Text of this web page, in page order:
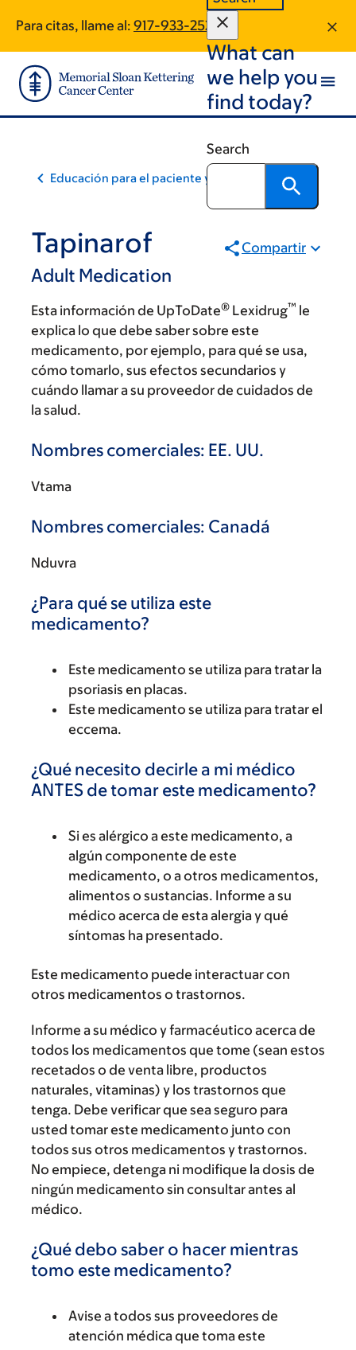
main
content
footer
Para citas, llame al: 917-933-2528
What can
we help you
find today?
Search
Educación para el paciente y la comunidad
Tapinarof
Adult Medication
Compartir
Esta información de UpToDate® Lexidrug™ le
explica lo que debe saber sobre este
medicamento, por ejemplo, para qué se usa,
cómo tomarlo, sus efectos secundarios y
cuándo llamar a su proveedor de cuidados de
la salud.
Nombres comerciales: EE. UU.
Vtama
Nombres comerciales: Canadá
Nduvra
¿Para qué se utiliza este
medicamento?
Este medicamento se utiliza para tratar la
psoriasis en placas.
Este medicamento se utiliza para tratar el
eccema.
¿Qué necesito decirle a mi médico
ANTES de tomar este medicamento?
Si es alérgico a este medicamento, a
algún componente de este
medicamento, o a otros medicamentos,
alimentos o sustancias. Informe a su
médico acerca de esta alergia y qué
síntomas ha presentado.
Este medicamento puede interactuar con
otros medicamentos o trastornos.
Informe a su médico y farmacéutico acerca de
todos los medicamentos que tome (sean estos
recetados o de venta libre, productos
naturales, vitaminas) y los trastornos que
tenga. Debe verificar que sea seguro para
usted tomar este medicamento junto con
todos sus otros medicamentos y trastornos.
No empiece, detenga ni modifique la dosis de
ningún medicamento sin consultar antes al
médico.
¿Qué debo saber o hacer mientras
tomo este medicamento?
Avise a todos sus proveedores de
atención médica que toma este